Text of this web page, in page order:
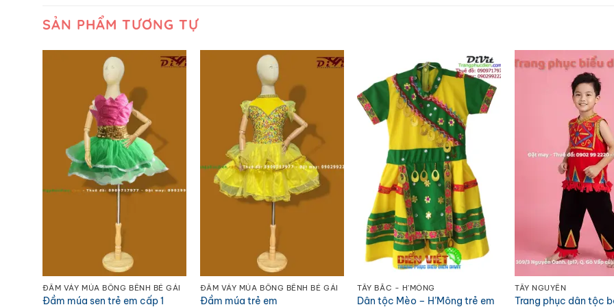
SẢN PHẨM TƯƠNG TỰ
ĐẦM VÁY MÚA BỒNG BỀNH BÉ GÁI
Đầm múa sen trẻ em cấp 1
ĐẦM VÁY MÚA BỒNG BỀNH BÉ GÁI
Đầm múa trẻ em
TÂY BẮC - H'MÔNG
Dân tộc Mèo – H’Mông trẻ em
TÂY NGUYÊN
Trang phục dân tộc